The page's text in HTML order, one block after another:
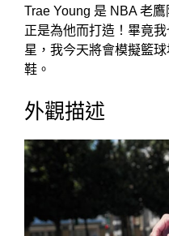
Trae Young 是 NBA 老
正是為他而打造！畢竟
星，我今天將會模擬籃
鞋。
外觀描述